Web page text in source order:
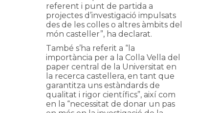
referent i punt de partida a
projectes d’investigació impulsats
des de les colles o altres àmbits del
món casteller”, ha declarat.
També s’ha referit a “la
importància per a la Colla Vella del
paper central de la Universitat en
la recerca castellera, en tant que
garantitza uns estàndards de
qualitat i rigor científics”, així com
en la “necessitat de donar un pas